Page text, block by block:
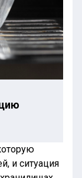
и ситуация